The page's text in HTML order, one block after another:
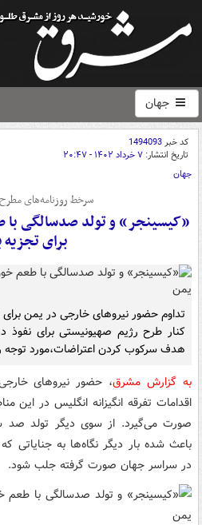
جهان
کد خبر1494093
تاریخ انتشار: ۷ خرداد ۱۴۰۲ - ۲۰:۴۷
جهان
سرخط روزنامه‌های
«کیسینجر» و تولد صدسالگی
برای
تداوم حضور نیروهای خارجی در یمن برای
کنار طرح رژیم صهیونیستی برای
هدف سرکوب کردن اعتراضات،مورد توجه
به گزارش مشرق، حضور نیروهای
اقدامات تفرقه انگیزانه انگلیس در این
صورت می‌گیرد. از سوی دیگر تولد صد
باعث شده بار دیگر نگاه‌ها به
در سراسر جهان صورت گرفته جلب شود.